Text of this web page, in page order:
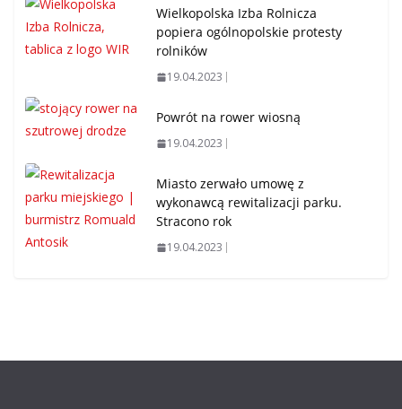
Wielkopolska Izba Rolnicza
popiera ogólnopolskie protesty
rolników
19.04.2023
Powrót na rower wiosną
19.04.2023
Miasto zerwało umowę z
wykonawcą rewitalizacji parku.
Stracono rok
19.04.2023